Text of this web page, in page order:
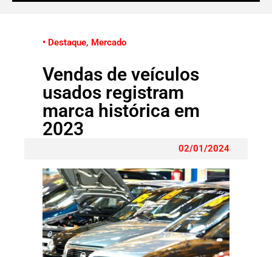
• Destaque, Mercado
Vendas de veículos
usados registram
marca histórica em
2023
02/01/2024